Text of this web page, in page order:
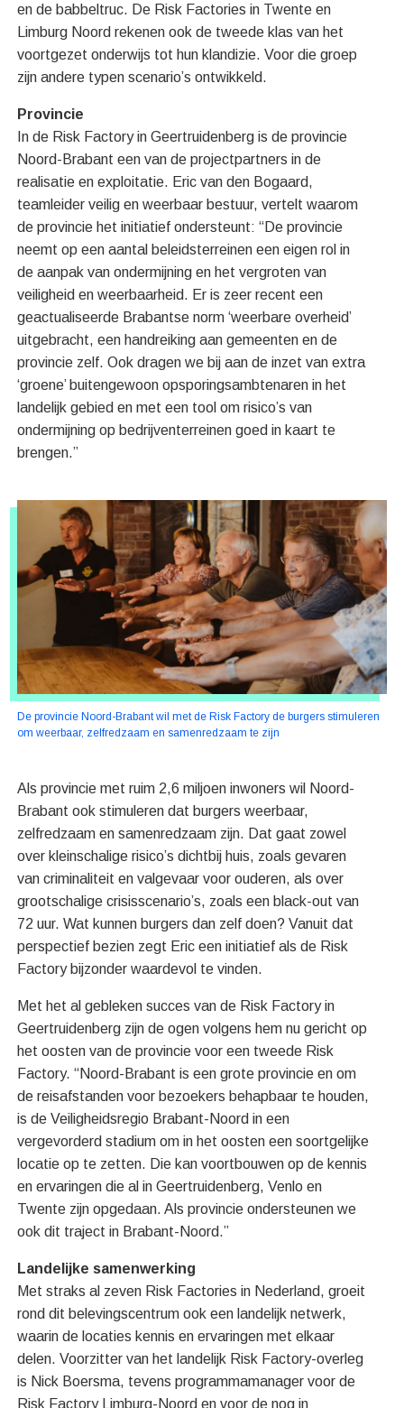
en de babbeltruc. De Risk Factories in Twente en
Limburg Noord rekenen ook de tweede klas van het
voortgezet onderwijs tot hun klandizie. Voor die groep
zijn andere typen scenario’s ontwikkeld.
Provincie
In de Risk Factory in Geertruidenberg is de provincie
Noord-Brabant een van de projectpartners in de
realisatie en exploitatie. Eric van den Bogaard,
teamleider veilig en weerbaar bestuur, vertelt waarom
de provincie het initiatief ondersteunt: “De provincie
neemt op een aantal beleidsterreinen een eigen rol in
de aanpak van ondermijning en het vergroten van
veiligheid en weerbaarheid. Er is zeer recent een
geactualiseerde Brabantse norm ‘weerbare overheid’
uitgebracht, een handreiking aan gemeenten en de
provincie zelf. Ook dragen we bij aan de inzet van extra
‘groene’ buitengewoon opsporingsambtenaren in het
landelijk gebied en met een tool om risico’s van
ondermijning op bedrijventerreinen goed in kaart te
brengen.”
De provincie Noord-Brabant wil met de Risk Factory de burgers stimuleren
om weerbaar, zelfredzaam en samenredzaam te zijn
Als provincie met ruim 2,6 miljoen inwoners wil Noord-
Brabant ook stimuleren dat burgers weerbaar,
zelfredzaam en samenredzaam zijn. Dat gaat zowel
over kleinschalige risico’s dichtbij huis, zoals gevaren
van criminaliteit en valgevaar voor ouderen, als over
grootschalige crisisscenario’s, zoals een black-out van
72 uur. Wat kunnen burgers dan zelf doen? Vanuit dat
perspectief bezien zegt Eric een initiatief als de Risk
Factory bijzonder waardevol te vinden.
Met het al gebleken succes van de Risk Factory in
Geertruidenberg zijn de ogen volgens hem nu gericht op
het oosten van de provincie voor een tweede Risk
Factory. “Noord-Brabant is een grote provincie en om
de reisafstanden voor bezoekers behapbaar te houden,
is de Veiligheidsregio Brabant-Noord in een
vergevorderd stadium om in het oosten een soortgelijke
locatie op te zetten. Die kan voortbouwen op de kennis
en ervaringen die al in Geertruidenberg, Venlo en
Twente zijn opgedaan. Als provincie ondersteunen we
ook dit traject in Brabant-Noord.”
Landelijke samenwerking
Met straks al zeven Risk Factories in Nederland, groeit
rond dit belevingscentrum ook een landelijk netwerk,
waarin de locaties kennis en ervaringen met elkaar
delen. Voorzitter van het landelijk Risk Factory-overleg
is Nick Boersma, tevens programmamanager voor de
Risk Factory Limburg-Noord en voor de nog in